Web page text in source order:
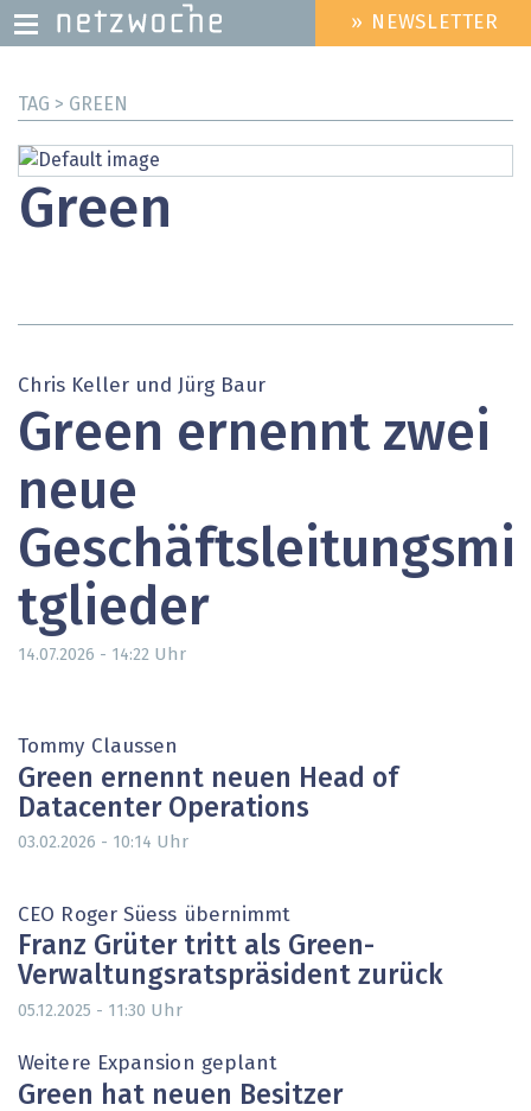
zum
HEADER
MENU
» NEWSLETTER
TAG > GREEN
Green
Chris Keller und Jürg Baur
Green ernennt zwei
neue
Geschäftsleitungsmi
tglieder
14.07.2026 - 14:22 Uhr
Tommy Claussen
Green ernennt neuen Head of
Datacenter Operations
03.02.2026 - 10:14 Uhr
CEO Roger Süess übernimmt
Franz Grüter tritt als Green-
Verwaltungsratspräsident zurück
05.12.2025 - 11:30 Uhr
Weitere Expansion geplant
Green hat neuen Besitzer